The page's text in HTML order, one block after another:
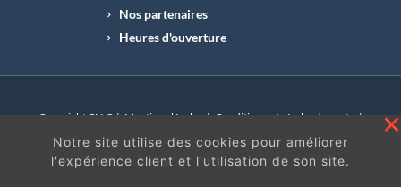
Nos partenaires
Heures d'ouverture
Copyright CLI © | Mentions légales | Conditions générales de vente |
N°Entreprise : BE0414.742.009 |
BE50 0012 6285 4518
Notre site utilise des cookies pour améliorer
l'expérience client et l'utilisation de son site.